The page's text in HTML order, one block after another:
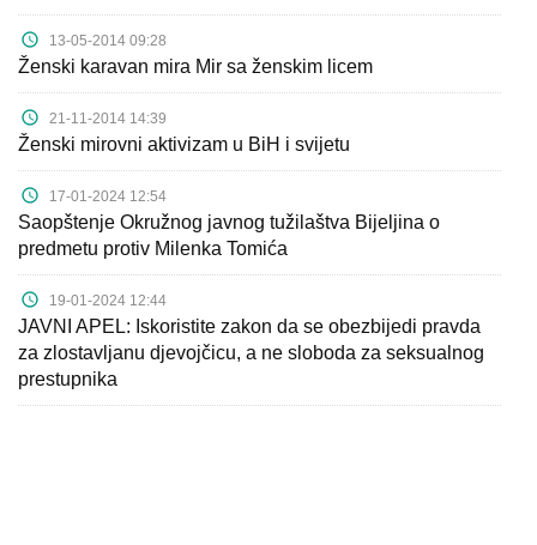
13-05-2014 09:28
Ženski karavan mira Mir sa ženskim licem
21-11-2014 14:39
Ženski mirovni aktivizam u BiH i svijetu
17-01-2024 12:54
Saopštenje Okružnog javnog tužilaštva Bijeljina o
predmetu protiv Milenka Tomića
19-01-2024 12:44
JAVNI APEL: Iskoristite zakon da se obezbijedi pravda
za zlostavljanu djevojčicu, a ne sloboda za seksualnog
prestupnika